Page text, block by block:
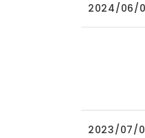
2024/06/
2023/07/